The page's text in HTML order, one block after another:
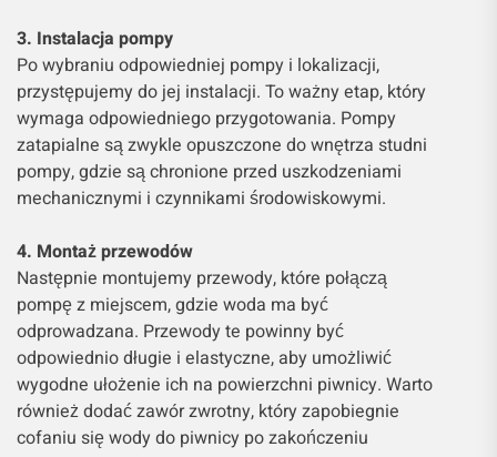
3. Instalacja pompy
Po wybraniu odpowiedniej pompy i lokalizacji,
przystępujemy do jej instalacji. To ważny etap, który
wymaga odpowiedniego przygotowania. Pompy
zatapialne są zwykle opuszczone do wnętrza studni
pompy, gdzie są chronione przed uszkodzeniami
mechanicznymi i czynnikami środowiskowymi.
4. Montaż przewodów
Następnie montujemy przewody, które połączą
pompę z miejscem, gdzie woda ma być
odprowadzana. Przewody te powinny być
odpowiednio długie i elastyczne, aby umożliwić
wygodne ułożenie ich na powierzchni piwnicy. Warto
również dodać zawór zwrotny, który zapobiegnie
cofaniu się wody do piwnicy po zakończeniu